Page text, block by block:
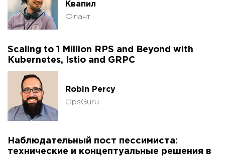
Квапил
Флант
Scaling to 1 Million RPS and Beyond with
Kubernetes, Istio and GRPC
Robin Percy
OpsGuru
Наблюдательный пост пессимиста:
технические и концептуальные решения в